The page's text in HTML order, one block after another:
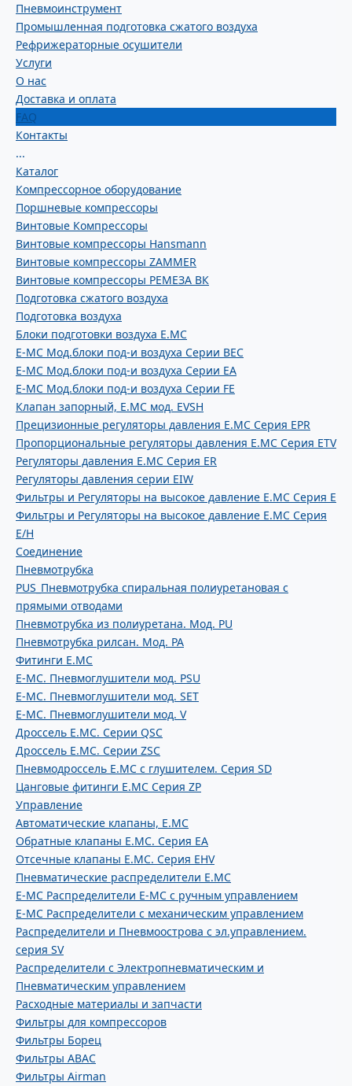
Пневмоинструмент
Промышленная подготовка сжатого воздуха
Рефрижераторные осушители
Услуги
О нас
Доставка и оплата
FAQ
Контакты
...
Каталог
Компрессорное оборудование
Поршневые компрессоры
Винтовые Компрессоры
Винтовые компрессоры Hansmann
Винтовые компрессоры ZAMMER
Винтовые компрессоры РЕМЕЗА ВК
Подготовка сжатого воздуха
Подготовка воздуха
Блоки подготовки воздуха E.MC
E-MC Мод.блоки под-и воздуха Серии BEC
E-MC Мод.блоки под-и воздуха Серии EA
E-MC Мод.блоки под-и воздуха Серии FE
Клапан запорный, E.MC мод. EVSH
Прецизионные регуляторы давления E.MC Серия EPR
Пропорциональные регуляторы давления E.MC Серия ETV
Регуляторы давления E.MC Серия ER
Регуляторы давления серии EIW
Фильтры и Регуляторы на высокое давление E.MC Серия E
Фильтры и Регуляторы на высокое давление E.MC Серия
E/H
Соединение
Пневмотрубка
PUS_Пневмотрубка спиральная полиуретановая с
прямыми отводами
Пневмотрубка из полиуретана. Мод. РU
Пневмотрубка рилсан. Мод. PA
Фитинги E.MC
E-MC. Пневмоглушители мод. PSU
E-MC. Пневмоглушители мод. SET
E-MC. Пневмоглушители мод. V
Дроссель E.MC. Серии QSC
Дроссель E.MC. Серии ZSC
Пневмодроссель E.MC с глушителем. Серия SD
Цанговые фитинги E.MC Серия ZP
Управление
Автоматические клапаны, Е.МС
Обратные клапаны E.MC. Серия EA
Отсечные клапаны E.MC. Серия EHV
Пневматические распределители E.MC
E-MC Распределители E-MC с ручным управлением
E-MC Распределители с механическим управлением
Распределители и Пневмоострова с эл.управлением.
серия SV
Распределители с Электропневматическим и
Пневматическим управлением
Расходные материалы и запчасти
Фильтры для компрессоров
Фильтры Борец
Фильтры ABAC
Фильтры Airman